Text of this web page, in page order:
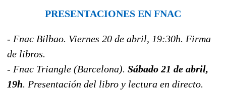
PRESENTACIONES EN FNAC
- Fnac Bilbao. Viernes 20 de abril, 19:30h. Firma
de libros.
- Fnac Triangle (Barcelona). Sábado 21 de abril,
19h. Presentación del libro y lectura en directo.